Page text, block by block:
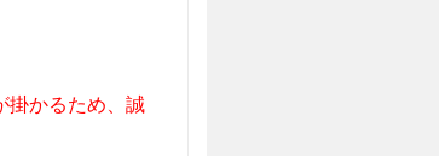
掛かるため、誠